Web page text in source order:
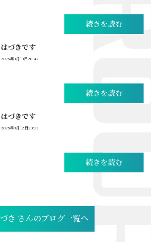
続きを読む
はづきです
2025年3月13日20:47
続きを読む
はづきです
2025年3月12日20:32
続きを読む
き さんのブログ一覧へ